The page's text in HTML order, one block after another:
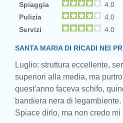
Spiaggia
4.0
Pulizia
4.0
Servizi
4.0
SANTA MARIA DI RICADI NEI
Luglio: struttura eccellente,
superiori alla media, ma
quest'anno faceva schifo,
bandiera nera di legambiente.
Spiace dirlo, ma non credo mi